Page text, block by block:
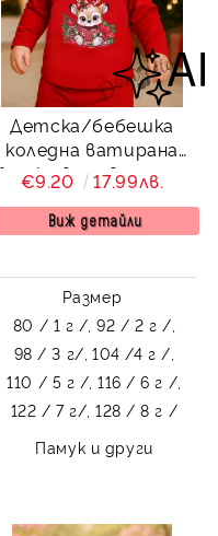
Детска/бебешка
коледна ватирана
блузка в червено със
сладка картинка на
еленче
€9.20 17.99лв.
Виж детайли
Размер
80 / 1 г /, 92 / 2 г /,
98 / 3 г/, 104 /4 г /,
110 / 5 г /, 116 / 6 г /,
122 / 7 г/, 128 / 8 г /
Памук и други